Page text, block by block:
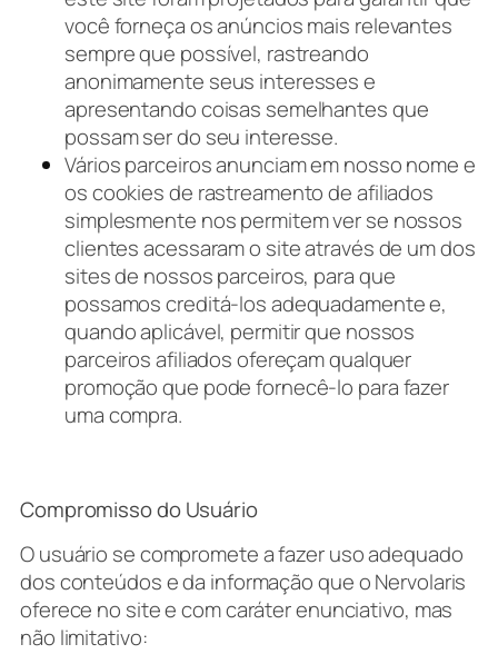
você forneça os anúncios mais relevantes
sempre que possível, rastreando
anonimamente seus interesses e
apresentando coisas semelhantes que
possam ser do seu interesse.
Vários parceiros anunciam em nosso nome e
os cookies de rastreamento de afiliados
simplesmente nos permitem ver se nossos
clientes acessaram o site através de um dos
sites de nossos parceiros, para que
possamos creditá-los adequadamente e,
quando aplicável, permitir que nossos
parceiros afiliados ofereçam qualquer
promoção que pode fornecê-lo para fazer
uma compra.
Compromisso do Usuário
O usuário se compromete a fazer uso adequado
dos conteúdos e da informação que o Nervolaris
oferece no site e com caráter enunciativo, mas
não limitativo: